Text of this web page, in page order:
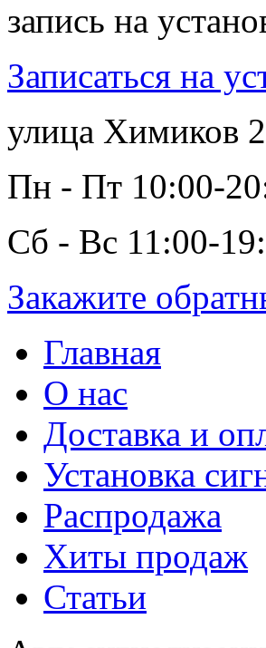
запись на
Записаться на
улица Химиков
Пн - Пт 10:00-
Сб - Вс 11:00-
Закажите
Главная
О нас
Доставка и
Установка
Распродажа
Хиты продаж
Статьи